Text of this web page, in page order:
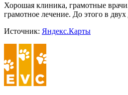
Хорошая клиника, грамотные
грамотное лечение. До этого в
Источник: Яндекс.Карты